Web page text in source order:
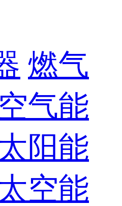
燃气
空气能
阳能
空能